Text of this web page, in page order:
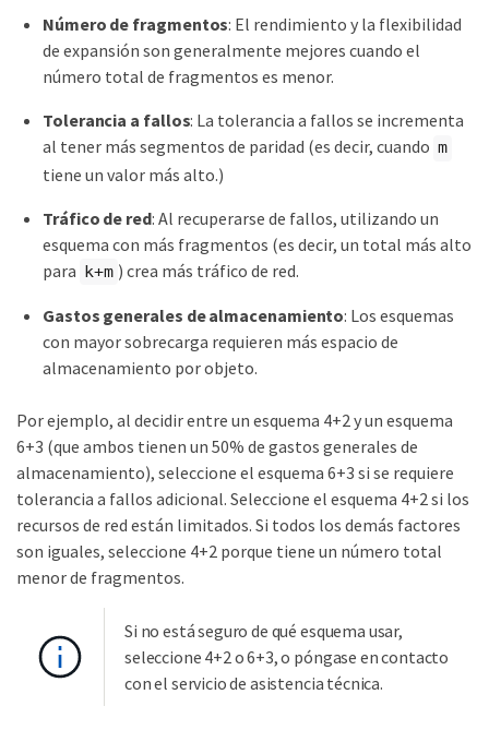
Número de fragmentos: El rendimiento y la flexibilidad
de expansión son generalmente mejores cuando el
número total de fragmentos es menor.
Tolerancia a fallos: La tolerancia a fallos se incrementa
al tener más segmentos de paridad (es decir, cuando m
tiene un valor más alto.)
Tráfico de red: Al recuperarse de fallos, utilizando un
esquema con más fragmentos (es decir, un total más alto
para k+m ) crea más tráfico de red.
Gastos generales de almacenamiento: Los esquemas
con mayor sobrecarga requieren más espacio de
almacenamiento por objeto.
Por ejemplo, al decidir entre un esquema 4+2 y un esquema
6+3 (que ambos tienen un 50% de gastos generales de
almacenamiento), seleccione el esquema 6+3 si se requiere
tolerancia a fallos adicional. Seleccione el esquema 4+2 si los
recursos de red están limitados. Si todos los demás factores
son iguales, seleccione 4+2 porque tiene un número total
menor de fragmentos.
Si no está seguro de qué esquema usar,
seleccione 4+2 o 6+3, o póngase en contacto
con el servicio de asistencia técnica.